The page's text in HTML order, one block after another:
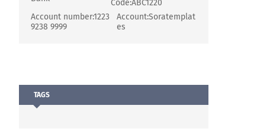
Code:ABC1220
Account:Soratemplat
es
Account number:1223
9238 9999
TAGS